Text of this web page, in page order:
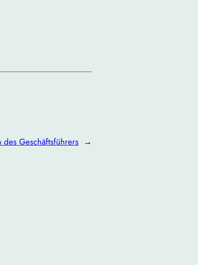
des Geschäftsführers →